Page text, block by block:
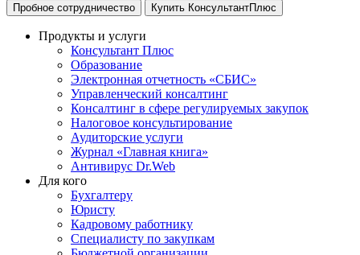
Пробное сотрудничество Купить КонсультантПлюс
Продукты и услуги
Консультант Плюс
Образование
Электронная отчетность «СБИС»
Управленческий консалтинг
Консалтинг в сфере регулируемых закупок
Налоговое консультирование
Аудиторские услуги
Журнал «Главная книга»
Антивирус Dr.Web
Для кого
Бухгалтеру
Юристу
Кадровому работнику
Специалисту по закупкам